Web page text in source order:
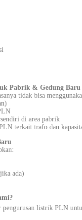
Pabrik & Gedung Baru
tidak bisa
di area pabrik
terkait trafo dan
ada)
listrik PLN